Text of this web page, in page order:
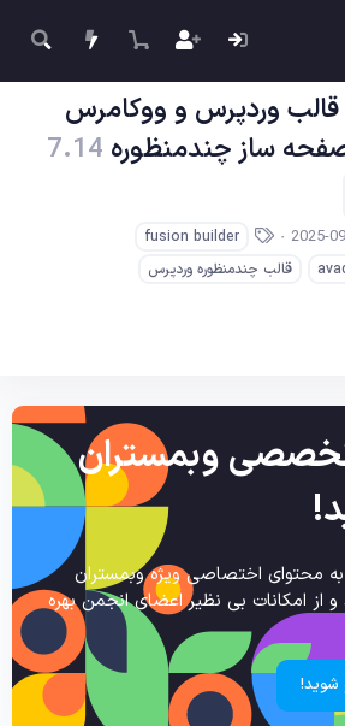
قالب وردپرس و ووکامرس
7.14
2025-
چ
fusion builder
قالب چندمنظوره وردپرس
وبمستران
محتوای اختصاصی ویژه وبمستران
از امکانات بی نظیر اعضای انجمن بهره
شوید!